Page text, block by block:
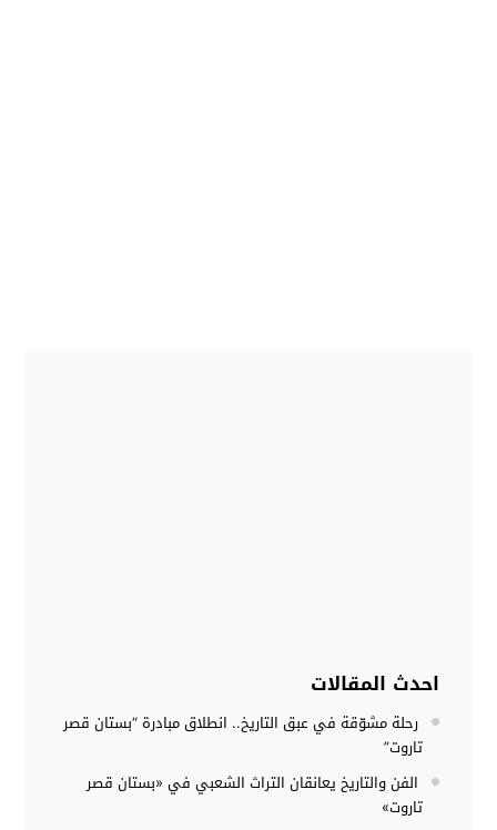
احدث المقالات
رحلة مشوّقة في عبق التاريخ.. انطلاق مبادرة “بستان قصر
تاروت”
الفن والتاريخ يعانقان التراث الشعبي في «بستان قصر
تاروت»